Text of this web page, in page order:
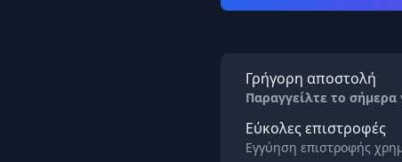
Γρήγορη αποστολή
Παραγγείλτε το σήμερα
Εύκολες επιστροφές
Εγγύηση επιστροφής